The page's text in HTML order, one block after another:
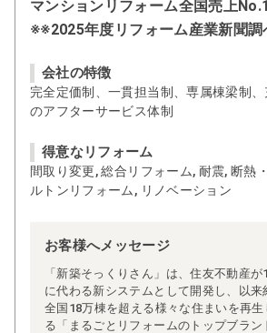
マンションリフォーム全国売上No.1
※※2025年度リフォーム産業新聞調
会社の特徴
完全定価制、一貫担当制、専属棟梁制
のアフターサービス体制
得意なリフォーム
間取り変更, 総合リフォーム, 耐震, 断熱
ルトンリフォーム, リノベーション
お客様へメッセージ
「新築そっくりさん」は、住友不動産が
に代わる新システムとして開発し、以来
全国18万棟を超える様々な住まいを再
る「まるごとリフォームのトップブラン